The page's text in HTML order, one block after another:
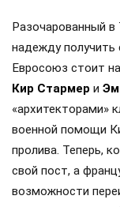
Разочарованный в
надежду получить
Евросоюз стоит
Кир Стармер и
«архитекторами»
военной помощи
пролива. Теперь,
свой пост, а
возможности